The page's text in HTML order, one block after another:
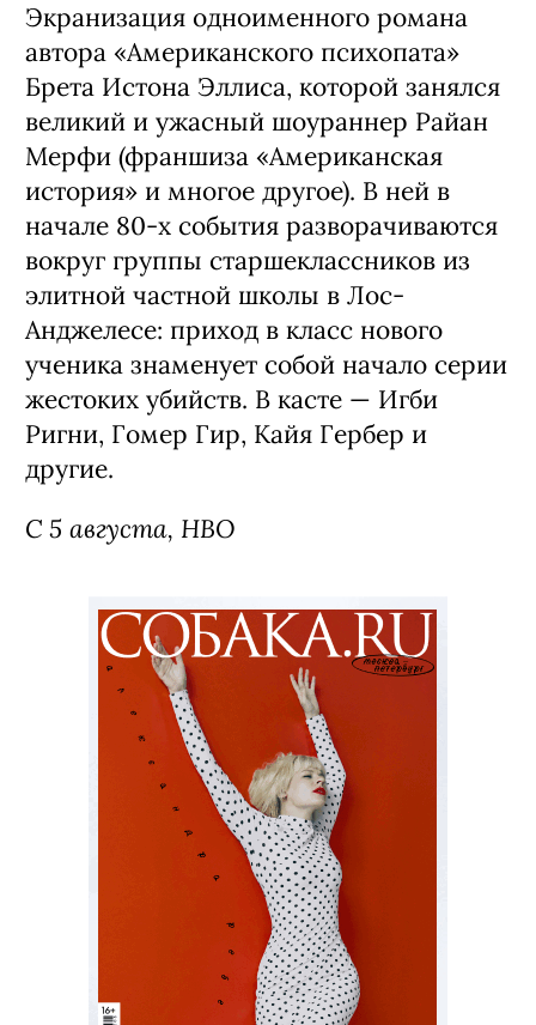
Экранизация одноименного романа
автора «Американского психопата»
Брета Истона Эллиса, которой занялся
великий и ужасный шоураннер Райан
Мерфи (франшиза «Американская
история» и многое другое). В ней в
начале 80-х события разворачиваются
вокруг группы старшеклассников из
элитной частной школы в Лос-
Анджелесе: приход в класс нового
ученика знаменует собой начало серии
жестоких убийств. В касте — Игби
Ригни, Гомер Гир, Кайя Гербер и
другие.
С 5 августа, HBO